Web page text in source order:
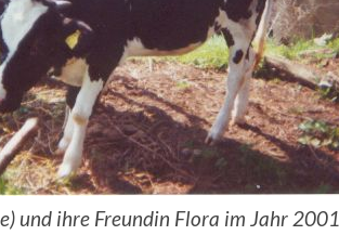
und ihre Freundin Flora im Jahr 2001.